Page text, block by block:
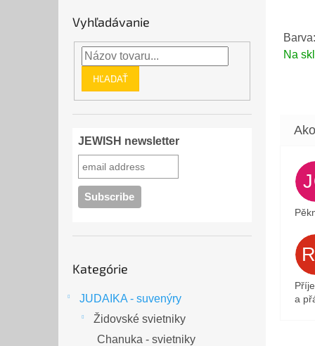
Vyhľadávanie
HĽADAŤ
JEWISH newsletter
kategórie
Kategórie
JUDAIKA - suvenýry
Židovské svietniky
Chanuka - svietniky
Na
a